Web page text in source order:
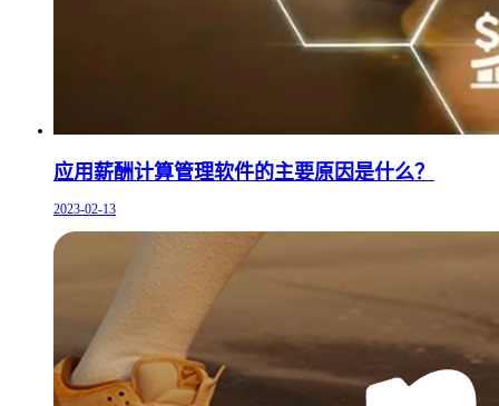
应用薪酬计算管理软件的主要原因是什么？
2023-02-13